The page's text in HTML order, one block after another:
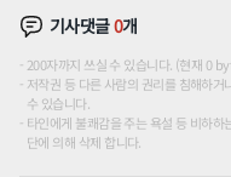
기사댓글0개
200자까지 쓰실 수 있습니다. (현재 0
저작권 등 다른 사람의 권리를 침해하
수 있습니다.
타인에게 불쾌감을 주는 욕설 등 비하
단에 의해 삭제 합니다.